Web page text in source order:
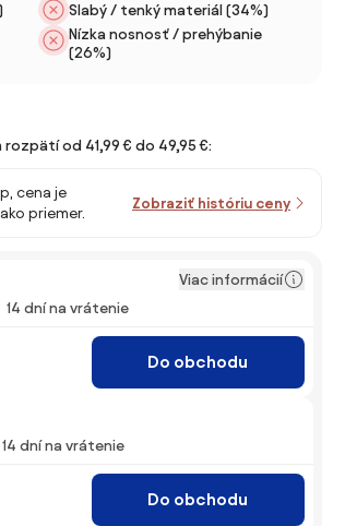
Slabý / tenký materiál (34%)
Nízka nosnosť / prehýbanie
(26%)
od 41,99 € do 49,95 €:
cena je
priemer.
Zobraziť históriu ceny
Viac informácií
14 dní na vrátenie
Do obchodu
14 dní na vrátenie
Do obchodu